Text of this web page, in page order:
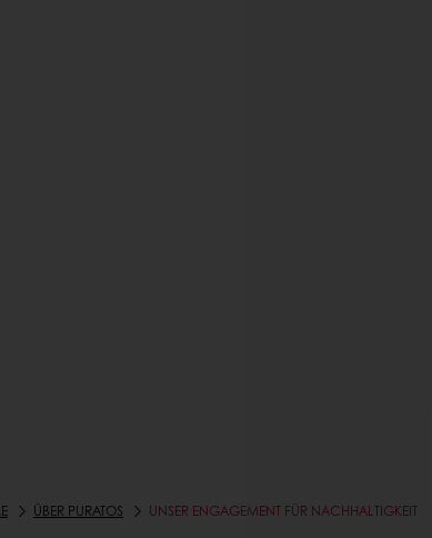
ÜBER PURATOS UNSER ENGAGEMENT FÜR NACHHALTIGKEIT